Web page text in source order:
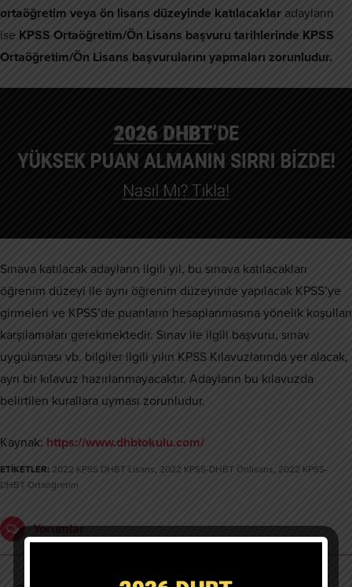
ortaöğretim veya ön lisans düzeyinde katılacaklar adayların
ise KPSS Ortaöğretim/Ön Lisans başvuru tarihlerinde KPSS
Ortaöğretim/Ön Lisans başvurularını yapmaları zorunludur.
Sınava katılacak adayların ilgili yıl, bu sınava katılacakları
öğrenim düzeyi ile aynı öğrenim düzeyinde yapılacak KPSS’ye
girmeleri ve KPSS’de puanların hesaplanmasına yönelik koşulları
karşılamaları gerekmektedir. Sınav ile ilgili başvuru, sınav
uygulaması vb. bilgiler ilgili yılın KPSS Kılavuzlarında yer alacak,
ayrı bir kılavuz hazırlanmayacaktır. Adayların bu kılavuzda
belirtilen kurallara uyması zorunludur.
Kaynak: https://www.dhbtokulu.com/
ETİKETLER: 2022 KPSS DHBT Lisans 2022 KPSS-DHBT Önlisans 2022 KPSS-
DHBT Ortaöğretim
Yorumlar